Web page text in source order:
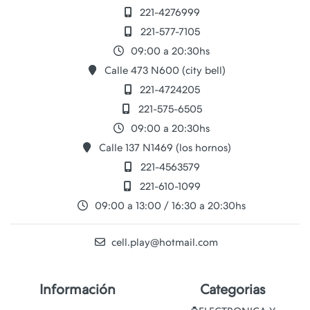
221-4276999
221-577-7105
09:00 a 20:30hs
Calle 473 N600 (city bell)
221-4724205
221-575-6505
09:00 a 20:30hs
Calle 137 N1469 (los hornos)
221-4563579
221-610-1099
09:00 a 13:00 / 16:30 a 20:30hs
cell.play@hotmail.com
Información Categorias